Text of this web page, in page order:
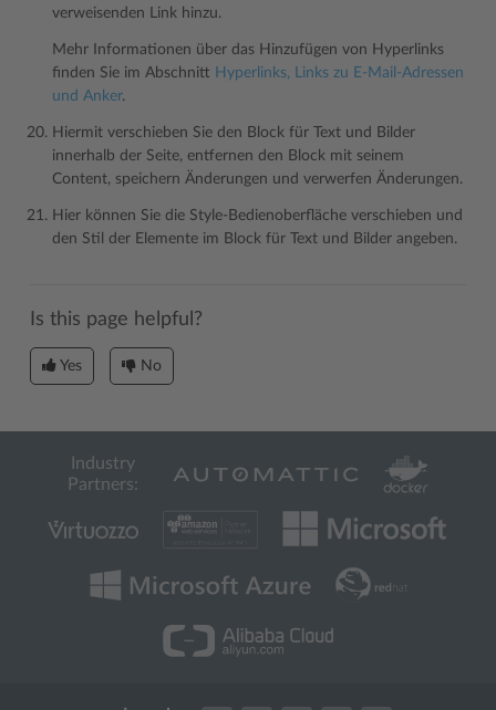
verweisenden Link hinzu.
Mehr Informationen über das Hinzufügen von Hyperlinks
finden Sie im Abschnitt Hyperlinks, Links zu E-Mail-Adressen
und Anker.
Hiermit verschieben Sie den Block für Text und Bilder
innerhalb der Seite, entfernen den Block mit seinem
Content, speichern Änderungen und verwerfen Änderungen.
Hier können Sie die Style-Bedienoberfläche verschieben und
den Stil der Elemente im Block für Text und Bilder angeben.
Is this page helpful?
Yes No
Industry
Partners: